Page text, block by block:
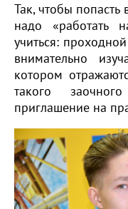
Так, чтобы попасть
надо «работать
учиться:
внимательно
котором
такого
приглашение на